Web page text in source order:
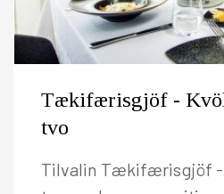
Tækifærisgjöf -
tvo
Tilvalin Tækifærisgjöf -